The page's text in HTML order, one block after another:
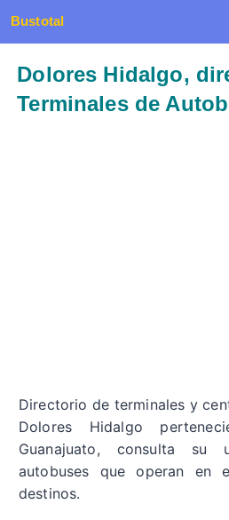
Bustotal
Dolores Hidalgo,
Terminales de
Directorio de terminales y
Dolores Hidalgo
Guanajuato, consulta su
autobuses que operan en
destinos.